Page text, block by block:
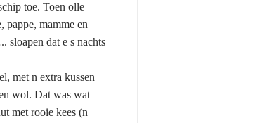
toe. Toen olle
pappe, mamme en
dat e s nachts
met n extra kussen
wol. Dat was wat
met rooie kees (n